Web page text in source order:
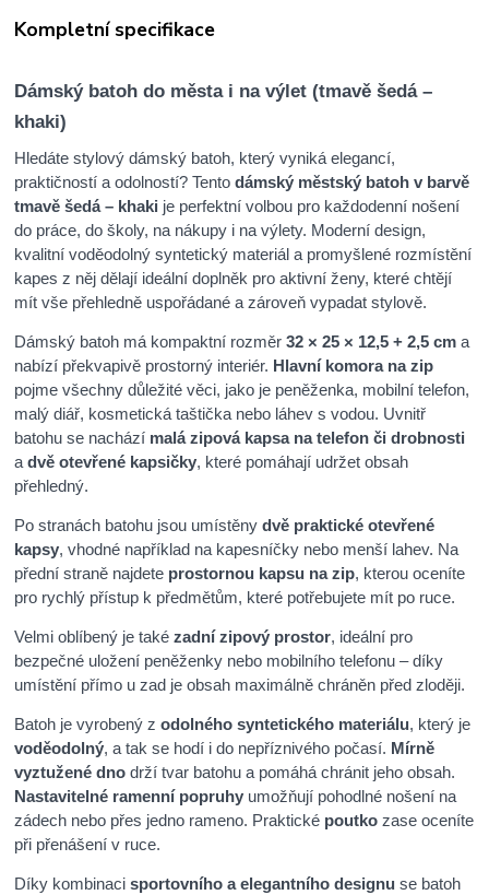
Kompletní specifikace
Dámský batoh do města i na výlet (tmavě šedá –
khaki)
Hledáte stylový dámský batoh, který vyniká elegancí,
praktičností a odolností? Tentodámský městský batoh v barvě
tmavě šedá – khaki je perfektní volbou pro každodenní nošení
do práce, do školy, na nákupy i na výlety. Moderní design,
kvalitní voděodolný syntetický materiál a promyšlené rozmístění
kapes z něj dělají ideální doplněk pro aktivní ženy, které chtějí
mít vše přehledně uspořádané a zároveň vypadat stylově.
Dámský batoh má kompaktní rozměr32 × 25 × 12,5 + 2,5 cm a
nabízí překvapivě prostorný interiér. Hlavní komora na zip
pojme všechny důležité věci, jako je peněženka, mobilní telefon,
malý diář, kosmetická taštička nebo láhev s vodou. Uvnitř
batohu se nachází malá zipová kapsa na telefon či drobnosti
advě otevřené kapsičky, které pomáhají udržet obsah
přehledný.
Po stranách batohu jsou umístěnydvě praktické otevřené
kapsy, vhodné například na kapesníčky nebo menší lahev. Na
přední straně najdete prostornou kapsu na zip, kterou oceníte
pro rychlý přístup k předmětům, které potřebujete mít po ruce.
Velmi oblíbený je takézadní zipový prostor, ideální pro
bezpečné uložení peněženky nebo mobilního telefonu – díky
umístění přímo u zad je obsah maximálně chráněn před zloději.
Batoh je vyrobený zodolného syntetického materiálu, který je
voděodolný, a tak se hodí i do nepříznivého počasí. Mírně
vyztužené dno drží tvar batohu a pomáhá chránit jeho obsah.
Nastavitelné ramenní popruhy umožňují pohodlné nošení na
zádech nebo přes jedno rameno. Praktické poutko zase oceníte
při přenášení v ruce.
Díky kombinacisportovního a elegantního designu se batoh